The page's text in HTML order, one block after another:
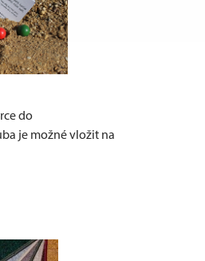
do
je možné vložit na